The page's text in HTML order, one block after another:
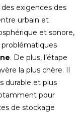
exigences des
urbain et
et sonore,
problématiques
. De plus, l’étape
la plus chère. Il
durable et plus
pour
de stockage